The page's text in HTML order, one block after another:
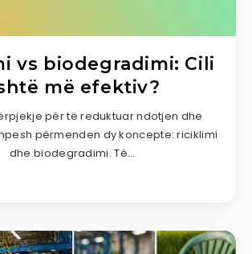
vs biodegradimi: Cili
më efektiv?
për të reduktuar ndotjen dhe
përmenden dy koncepte: riciklimi
dhe biodegradimi. Të…